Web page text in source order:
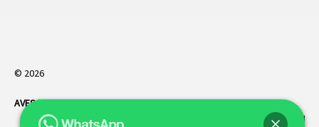
© 2026
AVES HORREN. Alle rechten voorbehouden.